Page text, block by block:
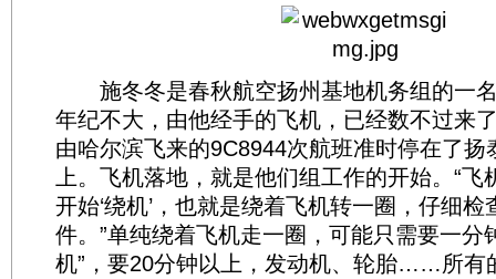
施冬冬是春秋航空扬州基地机务组的一
年纪不大，由他经手的飞机，已经数不过来
由哈尔滨飞来的9C8944次航班准时停在了扬
上。飞机落地，就是他们组工作的开始。“
开始‘绕机’，也就是绕着飞机转一圈，仔细
件。”单纯绕着飞机走一圈，可能只需要一分
机”，要20分钟以上，发动机、轮胎……所有